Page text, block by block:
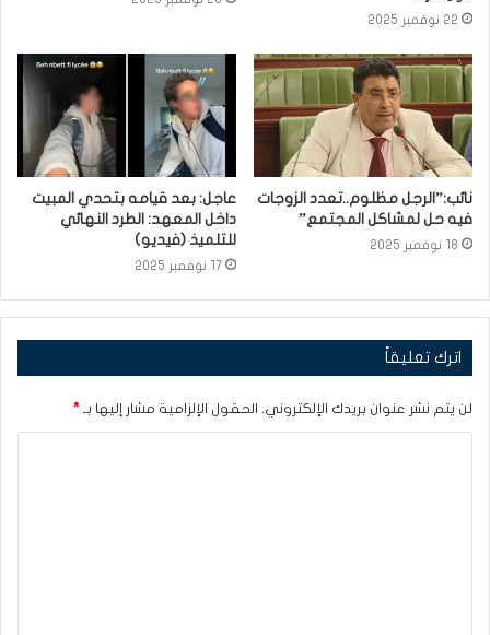
22 نوفمبر 2025
نائب:”الرجل مظلوم..تعدد الزوجات
فيه حل لمشاكل المجتمع”
18 نوفمبر 2025
عاجل: بعد قيامه بتحدي المبيت
داخل المعهد: الطرد النهائي
للتلميذ (فيديو)
17 نوفمبر 2025
اترك تعليقاً
لن يتم نشر عنوان بريدك الإلكتروني. الحقول الإلزامية مشار إليها بـ *